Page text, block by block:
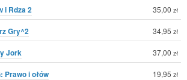
i Rdza 2 35,00 zł
Gry^2 34,95 zł
Jork 37,00 zł
Prawo i ołów 19,95 zł